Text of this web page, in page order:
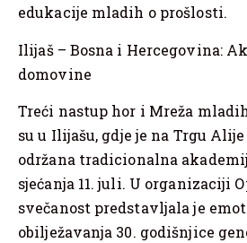
edukacije mladih o prošlosti.
Ilijaš – Bosna i Hercegovina:
domovine
Treći nastup hor i Mreža
su u Ilijašu, gdje je na Trgu
održana tradicionalna
sjećanja 11. juli. U organizaciji
svečanost predstavljala je
obilježavanja 30. godišnjice